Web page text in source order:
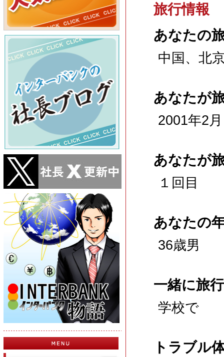
旅行情報
あなたの
中国、北
あなたが
2001年2月
あなたが
１回目
あなたの
36歳男
一緒に旅
学校で
トラブル